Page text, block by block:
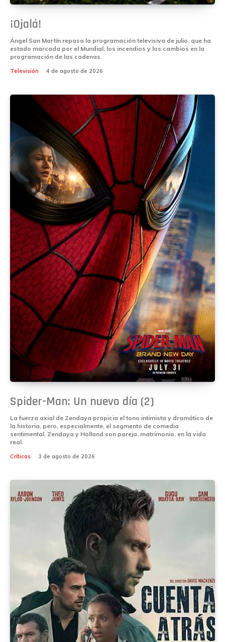
¡Ojalá!
Ángel San Martín repasa la programación televisiva de julio, que ha
estado marcada por el Mundial, los incendios y los cambios en la
programación de las cadenas.
Televisión 4 de agosto de 2026
Spider-Man: Un nuevo día (2)
La fuerza axial de Zendaya propicia el tono intimista y dramático de
la historia, pero, especialmente, el segmento de comedia
sentimental. Zendaya y Holland son pareja, matrimonio, en la vida
real.
Críticas 3 de agosto de 2026